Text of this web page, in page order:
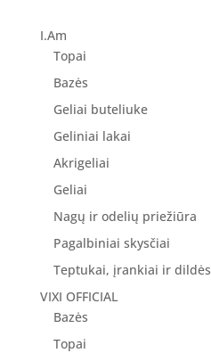
I.Am
Topai
Bazės
Geliai buteliuke
Geliniai lakai
Akrigeliai
Geliai
Nagų ir odelių priežiūra
Pagalbiniai skysčiai
Teptukai, įrankiai ir dildės
VIXI OFFICIAL
Bazės
Topai